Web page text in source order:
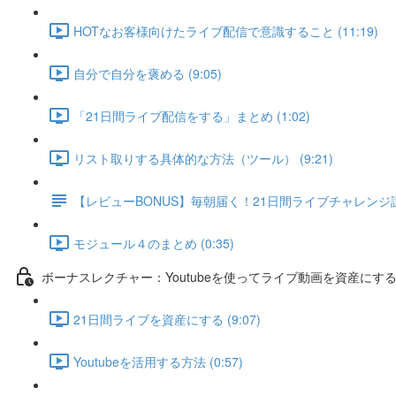
HOTなお客様向けたライブ配信で意識すること (11:19)
自分で自分を褒める (9:05)
「21日間ライブ配信をする」まとめ (1:02)
リスト取りする具体的な方法（ツール） (9:21)
【レビューBONUS】毎朝届く！21日間ライブチャレン
モジュール４のまとめ (0:35)
ボーナスレクチャー：Youtubeを使ってライブ動画を資産にす
21日間ライブを資産にする (9:07)
Youtubeを活用する方法 (0:57)